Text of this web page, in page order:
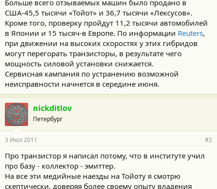
Больше всего отзываемых машин было продано в
США-45,5 тысячи «Тойот» и 36,7 тысячи «Лексусов».
Кроме того, проверку пройдут 11,2 тысячи автомобилей
в Японии и 15 тысяч-в Европе. По информации Reuters,
при движении на высоких скоростях у этих гибридов
могут перегорать транзисторы, в результате чего
мощность силовой установки снижается.
Сервисная кампания по устранению возможной
неисправности начнется в середине июня.
nickditlov
Петербург
3 Июл 2011 #2
Про транзистор я написал потому, что в институте учил
про базу - коллектор - эмиттер.
На все эти медийные наезды на Тойоту я смотрю
скептически, доверяя более своему опыту владения